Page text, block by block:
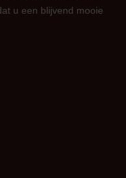
u een blijvend mooie